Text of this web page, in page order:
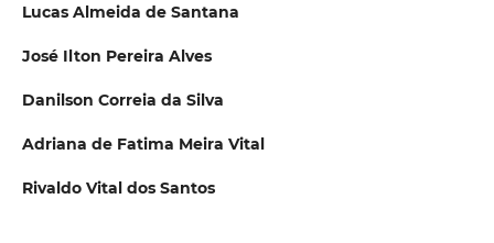
Lucas Almeida de Santana
José Ilton Pereira Alves
Danilson Correia da Silva
Adriana de Fatima Meira Vital
Rivaldo Vital dos Santos